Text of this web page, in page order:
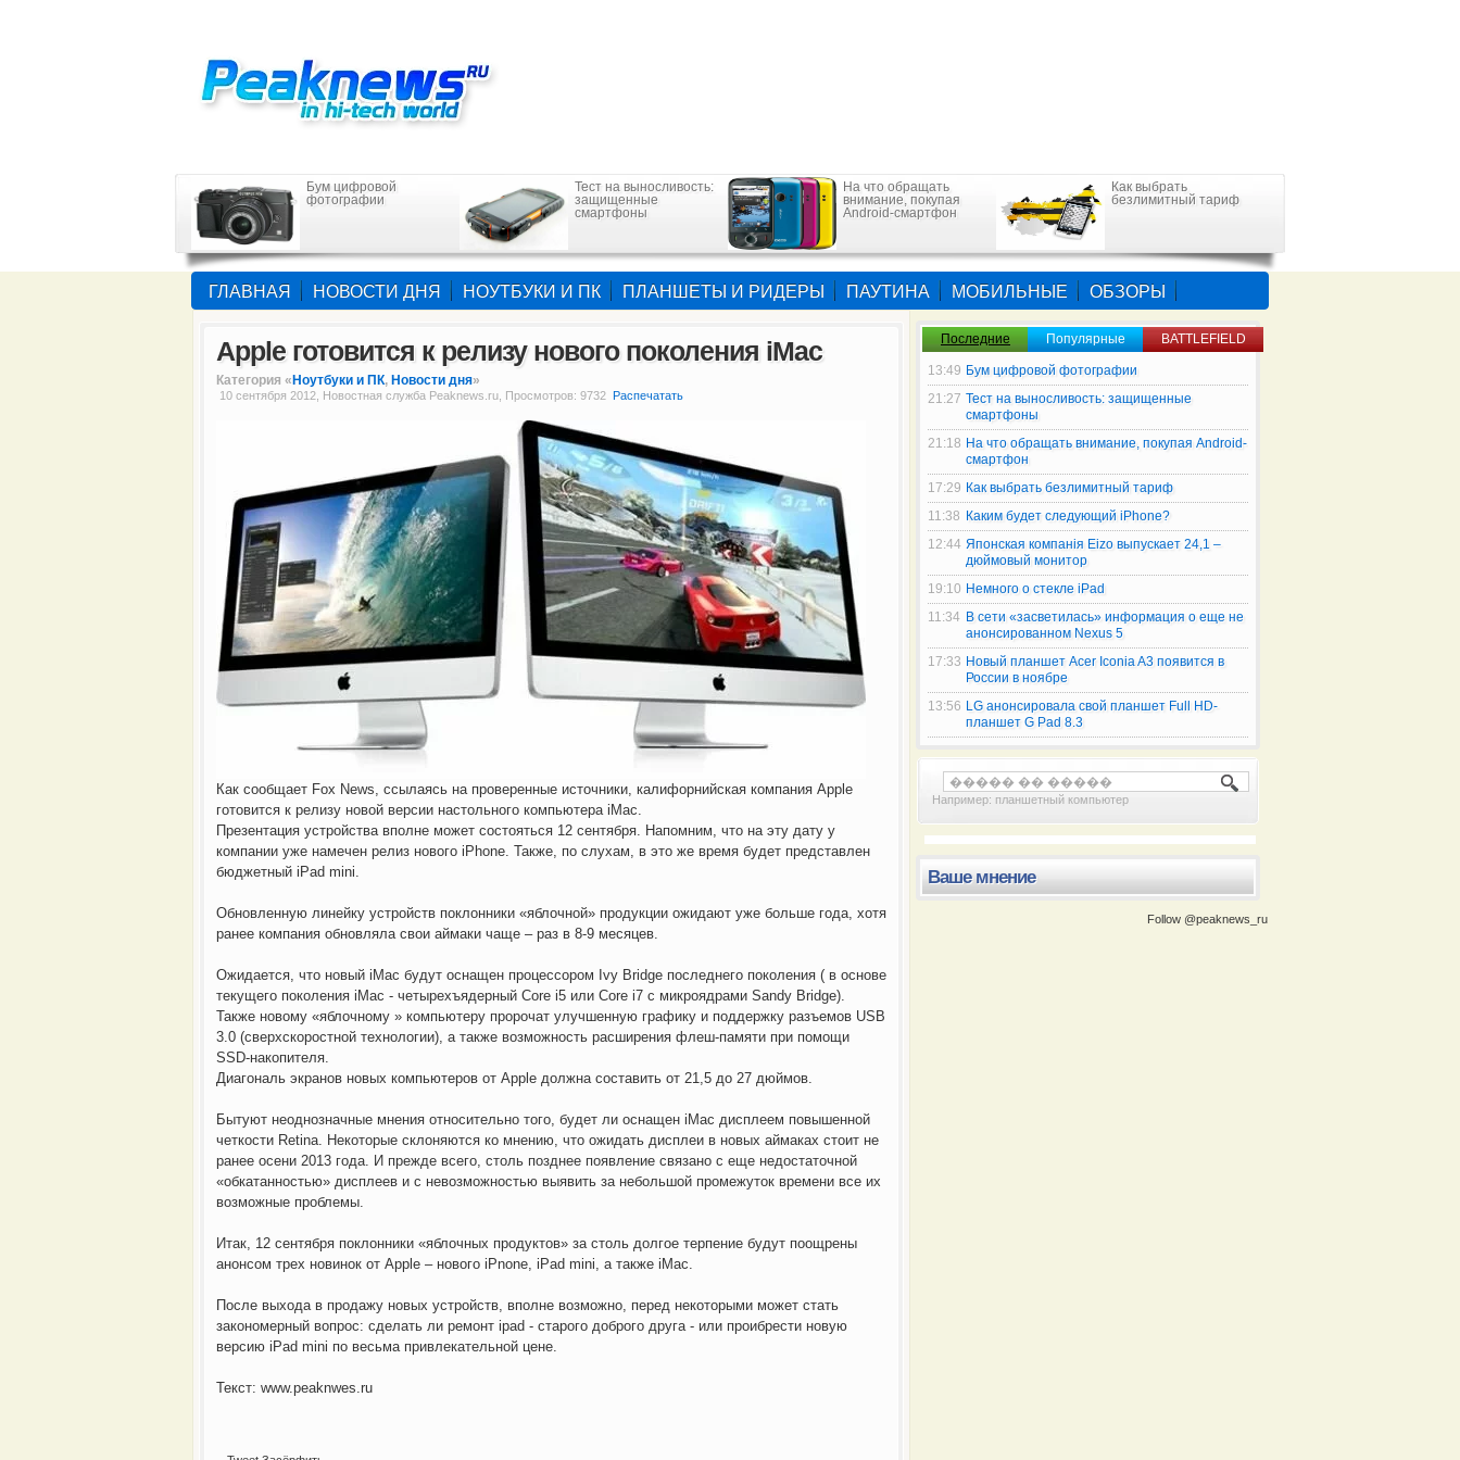
Бум цифровой
фотографии
Тест на выносливость:
защищенные
смартфоны
В отличии от фанатов iOS,
На что обращать
внимание, покупая
Android-смартфон
Безлимитная связь на
Как выбрать
безлимитный тариф
ГЛАВНАЯ НОВОСТИ ДНЯ НОУТБУКИ И ПК ПЛАНШЕТЫ И РИДЕРЫ ПАУТИНА МОБИЛЬНЫЕ ОБЗОРЫ
Apple готовится к релизу нового поколения iMac
Категория « Ноутбуки и ПК, Новости дня»
10 сентября 2012, Новостная служба Peaknews.ru, Просмотров: 9732 Распечатать
Как сообщает Fox News, ссылаясь на проверенные источники, калифорнийская компания Apple
готовится к релизу новой версии настольного компьютера iMac.
Презентация устройства вполне может состояться 12 сентября. Напомним, что на эту дату у
компании уже намечен релиз нового iPhone. Также, по слухам, в это же время будет представлен
бюджетный iPad mini.
Обновленную линейку устройств поклонники «яблочной» продукции ожидают уже больше года, хотя
ранее компания обновляла свои аймаки чаще – раз в 8-9 месяцев.
Ожидается, что новый iMac будут оснащен процессором Ivy Bridge последнего поколения ( в основе
текущего поколения iMac - четырехъядерный Core i5 или Core i7 с микроядрами Sandy Bridge).
Также новому «яблочному » компьютеру пророчат улучшенную графику и поддержку разъемов USB
3.0 (сверхскоростной технологии), а также возможность расширения флеш-памяти при помощи
SSD-накопителя.
Диагональ экранов новых компьютеров от Apple должна составить от 21,5 до 27 дюймов.
Бытуют неоднозначные мнения относительно того, будет ли оснащен iMac дисплеем повышенной
четкости Retina. Некоторые склоняются ко мнению, что ожидать дисплеи в новых аймаках стоит не
ранее осени 2013 года. И прежде всего, столь позднее появление связано с еще недостаточной
«обкатанностью» дисплеев и с невозможностью выявить за небольшой промежуток времени все их
возможные проблемы.
Итак, 12 сентября поклонники «яблочных продуктов» за столь долгое терпение будут поощрены
анонсом трех новинок от Apple – нового iPnone, iPad mini, а также iMac.
После выхода в продажу новых устройств, вполне возможно, перед некоторыми может стать
закономерный вопрос: сделать ли ремонт ipad - старого доброго друга - или проибрести новую
версию iPad mini по весьма привлекательной цене.
Текст: www.peaknwes.ru
Последние Популярные BATTLEFIELD
13:49 Бум цифровой фотографии
21:27 Тест на выносливость: защищенные
смартфоны
21:18 На что обращать внимание, покупая Android-
смартфон
17:29 Как выбрать безлимитный тариф
11:38 Каким будет следующий iPhone?
12:44 Японская компанія Eizo выпускает 24,1 –
дюймовый монитор
19:10 Немного о стекле iPad
11:34 В сети «засветилась» информация о еще не
анонсированном Nexus 5
17:33 Новый планшет Acer Iconia A3 появится в
России в ноябре
13:56 LG анонсировала свой планшет Full HD-
планшет G Pad 8.3
Например: планшетный компьютер
Ваше мнение
Follow @peaknews_ru